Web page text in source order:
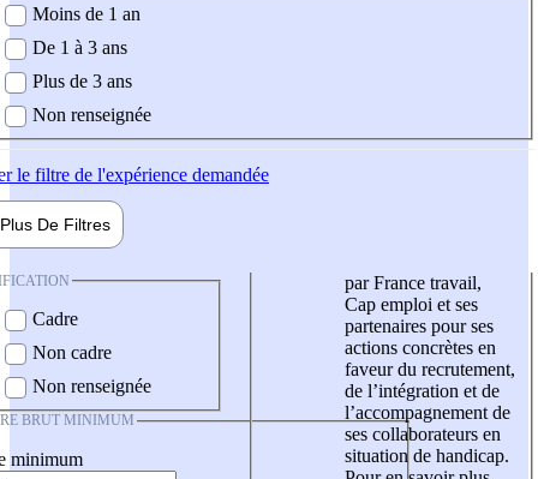
demandée
Moins de 1 an
De 1 à 3 ans
Plus de 3 ans
Non renseignée
le filtre de l'expérience demandée
Plus De Filtres
Cadre
Non cadre
Non renseignée
BRUT MINIMUM
minimum
par France travail,
Cap emploi et ses
partenaires pour ses
actions concrètes en
faveur du recrutement,
de l’intégration et de
l’accompagnement de
ses collaborateurs en
situation de handicap.